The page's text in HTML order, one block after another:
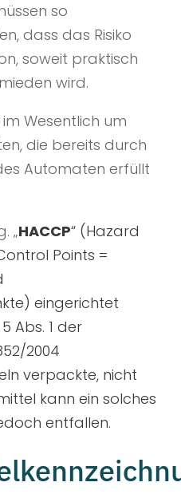
so
dass das Risiko
soweit praktisch
wird.
Wesentlich um
die bereits durch
Automaten erfüllt
„HACCP“ (Hazard
Points =
eingerichtet
Abs. 1 der
2004
verpackte, nicht
kann ein solches
entfallen.